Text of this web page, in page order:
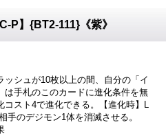
P】{BT2-111}《紫》
ッシュが10枚以上の間、自分の「イ
は手札のこのカードに進化条件を無
コスト4で進化できる。【進化時】L
手のデジモン1体を消滅させる。